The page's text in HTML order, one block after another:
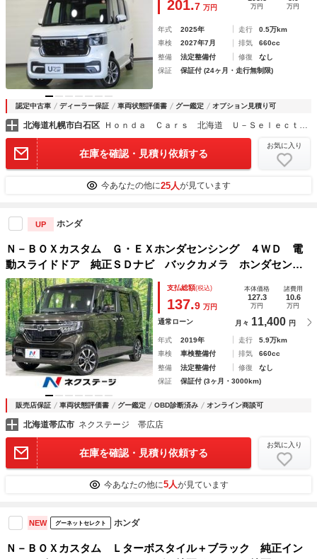
ー ＬＫＡＳ
201.7 万円 万円 万円
年式 2025年 走行
0.5万km
車検
2027年7月 排気
660cc
整備
法定整備付 修復
なし
保証
保証付 (24ヶ月・走行無制限)
認定中古車 ディーラー保証 車両状態評価書 グー鑑定 オプション見積り可
北海道札幌市白石区 Ｈｏｎｄａ Ｃａｒｓ 北海道 Ｕ－Ｓｅｌｅｃｔ白石
在庫を確認・見積り依頼する
お気に入り
今あなたの他に25人が見ています
UP ホンダ
Ｎ－ＢＯＸカスタム Ｇ・ＥＸホンダセンシング ４ＷＤ 電
動スライドドア 純正ＳＤナビ バックカメラ ホンダセンシ
ング レーダークルーズ 禁煙車 ドラレコ コーナーセンサ
ー スマートキー ＬＥＤヘッド ビルトインＥＴＣ 純正１
４インチアルミ
支払総額(税込)
137.9 万円
本体価格
127.3
万円
諸費用
10.6
万円
通常ローン 月々 11,400 円
年式 2019年 走行
5.9万km
車検
車検整備付 排気
660cc
整備
法定整備付 修復
なし
保証
保証付 (3ヶ月・3000km)
販売店保証 車両状態評価書 グー鑑定 OBD診断済み オンライン商談可
北海道帯広市 ネクステージ 帯広店
在庫を確認・見積り依頼する
お気に入り
今あなたの他に5人が見ています
NEW グーネットセレクト ホンダ
Ｎ－ＢＯＸカスタム Ｌターボスタイル＋ブラック 純正イン